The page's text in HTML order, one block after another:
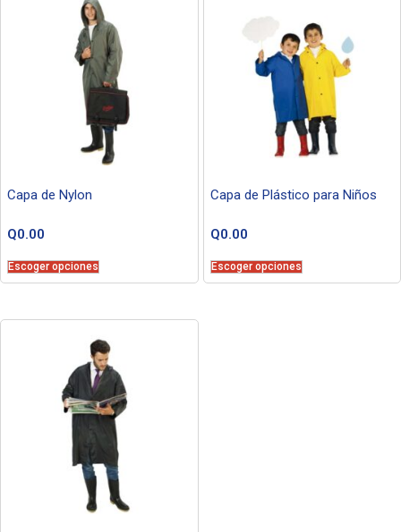
Capa de Nylon
Q0.00
Escoger opciones
Capa de Plástico para Niños
Q0.00
Escoger opciones